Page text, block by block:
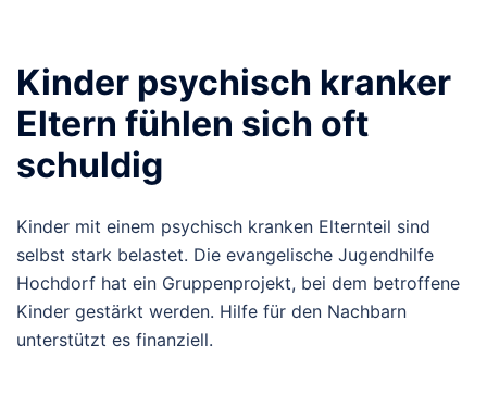
Kinder psychisch kranker
Eltern fühlen sich oft
schuldig
Kinder mit einem psychisch kranken Elternteil sind
selbst stark belastet. Die evangelische Jugendhilfe
Hochdorf hat ein Gruppenprojekt, bei dem betroffene
Kinder gestärkt werden. Hilfe für den Nachbarn
unterstützt es finanziell.